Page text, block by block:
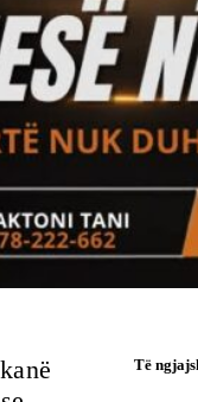
Të